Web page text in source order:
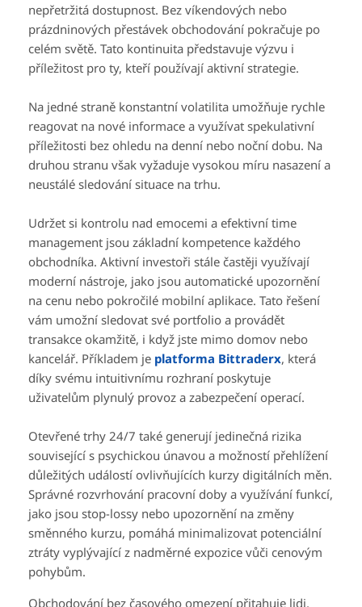
nepřetržitá dostupnost. Bez víkendových nebo
prázdninových přestávek obchodování pokračuje po
celém světě. Tato kontinuita představuje výzvu i
příležitost pro ty, kteří používají aktivní strategie.
Na jedné straně konstantní volatilita umožňuje rychle
reagovat na nové informace a využívat spekulativní
příležitosti bez ohledu na denní nebo noční dobu. Na
druhou stranu však vyžaduje vysokou míru nasazení a
neustálé sledování situace na trhu.
Udržet si kontrolu nad emocemi a efektivní time
management jsou základní kompetence každého
obchodníka. Aktivní investoři stále častěji využívají
moderní nástroje, jako jsou automatické upozornění
na cenu nebo pokročilé mobilní aplikace. Tato řešení
vám umožní sledovat své portfolio a provádět
transakce okamžitě, i když jste mimo domov nebo
kancelář. Příkladem je platforma Bittraderx, která
díky svému intuitivnímu rozhraní poskytuje
uživatelům plynulý provoz a zabezpečení operací.
Otevřené trhy 24/7 také generují jedinečná rizika
související s psychickou únavou a možností přehlížení
důležitých událostí ovlivňujících kurzy digitálních měn.
Správné rozvrhování pracovní doby a využívání funkcí,
jako jsou stop-lossy nebo upozornění na změny
směnného kurzu, pomáhá minimalizovat potenciální
ztráty vyplývající z nadměrné expozice vůči cenovým
pohybům.
Obchodování bez časového omezení přitahuje lidi,